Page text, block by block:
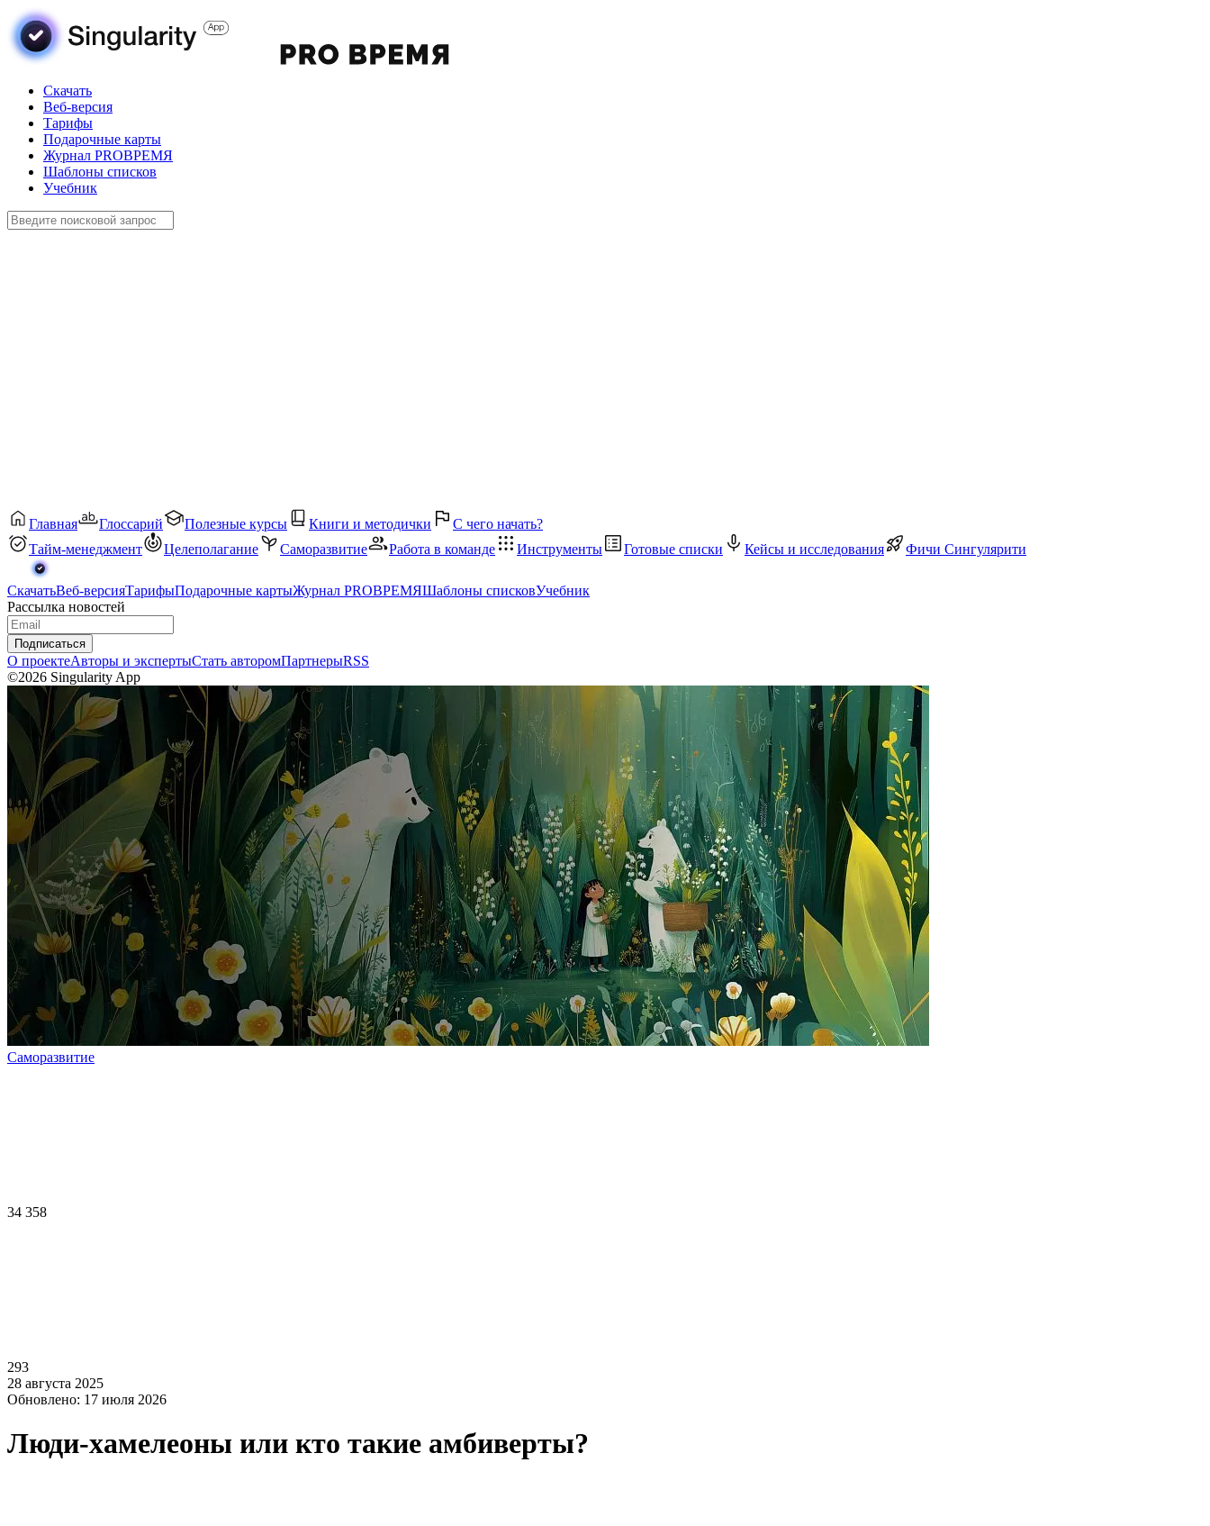
Скачать
Веб-версия
Тарифы
Подарочные карты
Журнал PROВРЕМЯ
Шаблоны списков
Учебник
Главная Глоссарий Полезные курсы Книги и методички
С чего начать?
Тайм-менеджмент
Целеполагание Саморазвитие Работа в команде Инструменты Готовые списки Кейсы и исследования Фичи Сингулярити
СкачатьВеб-версияТарифыПодарочные картыЖурнал PROВРЕМЯШаблоны списковУчебник
Рассылка новостей
Подписаться
О проектеАвторы и экспертыСтать авторомПартнерыRSS
©2026 Singularity App
Саморазвитие
34 358
293
28 августа 2025
Обновлено: 17 июля 2026
Люди-хамелеоны или кто такие амбиверты?